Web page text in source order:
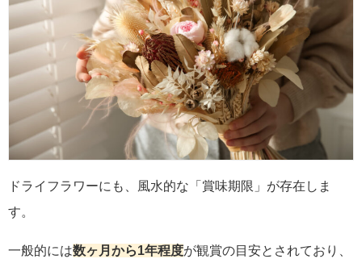
ドライフラワーにも、風水的な「賞味期限」が存在しま
す。
一般的には数ヶ月から1年程度が観賞の目安とされており、